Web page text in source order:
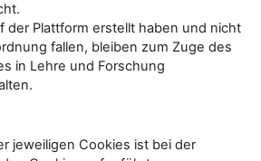
der Plattform erstellt haben und nicht
fallen, bleiben zum Zuge des
in Lehre und Forschung
jeweiligen Cookies ist bei der